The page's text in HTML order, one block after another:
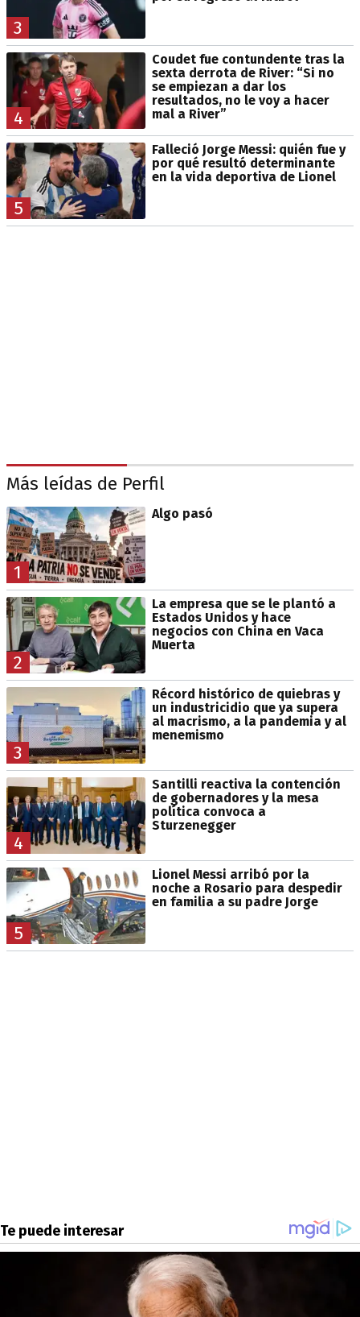
3
4
Coudet fue contundente tras la
sexta derrota de River: “Si no
se empiezan a dar los
resultados, no le voy a hacer
mal a River”
5
Falleció Jorge Messi: quién fue y
por qué resultó determinante
en la vida deportiva de Lionel
Más leídas de Perfil
1
Algo pasó
2
La empresa que se le plantó a
Estados Unidos y hace
negocios con China en Vaca
Muerta
3
Récord histórico de quiebras y
un industricidio que ya supera
al macrismo, a la pandemia y al
menemismo
4
Santilli reactiva la contención
de gobernadores y la mesa
política convoca a
Sturzenegger
5
Lionel Messi arribó por la
noche a Rosario para despedir
en familia a su padre Jorge